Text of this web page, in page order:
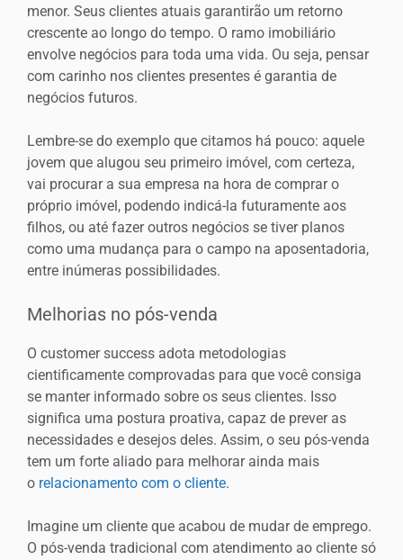
menor. Seus clientes atuais garantirão um retorno
crescente ao longo do tempo. O ramo imobiliário
envolve negócios para toda uma vida. Ou seja, pensar
com carinho nos clientes presentes é garantia de
negócios futuros.
Lembre-se do exemplo que citamos há pouco: aquele
jovem que alugou seu primeiro imóvel, com certeza,
vai procurar a sua empresa na hora de comprar o
próprio imóvel, podendo indicá-la futuramente aos
filhos, ou até fazer outros negócios se tiver planos
como uma mudança para o campo na aposentadoria,
entre inúmeras possibilidades.
Melhorias no pós-venda
O customer success adota metodologias
cientificamente comprovadas para que você consiga
se manter informado sobre os seus clientes. Isso
significa uma postura proativa, capaz de prever as
necessidades e desejos deles. Assim, o seu pós-venda
tem um forte aliado para melhorar ainda mais
o relacionamento com o cliente.
Imagine um cliente que acabou de mudar de emprego.
O pós-venda tradicional com atendimento ao cliente só